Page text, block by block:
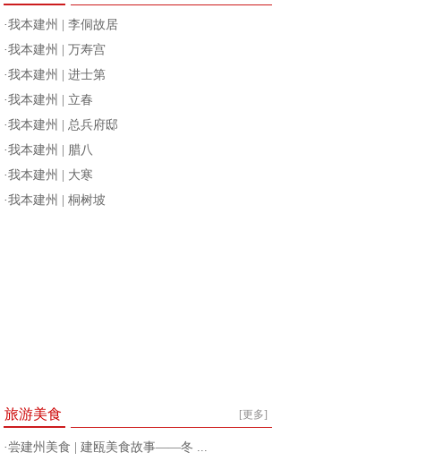
·我本建州 | 李侗故居
·我本建州 | 万寿宫
·我本建州 | 进士第
·我本建州 | 立春
·我本建州 | 总兵府邸
·我本建州 | 腊八
·我本建州 | 大寒
·我本建州 | 桐树坡
[更多]
旅游美食
·尝建州美食 | 建瓯美食故事——冬 ...